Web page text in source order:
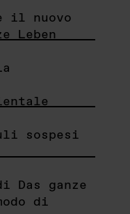
il nuovo
Leben
sospesi
Das ganze
di